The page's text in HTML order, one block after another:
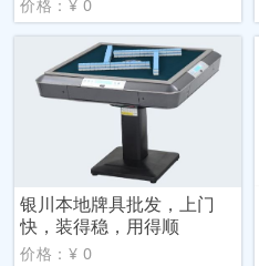
价格：¥ 0
银川本地牌具批发，上门
快，装得稳，用得顺
价格：¥ 0